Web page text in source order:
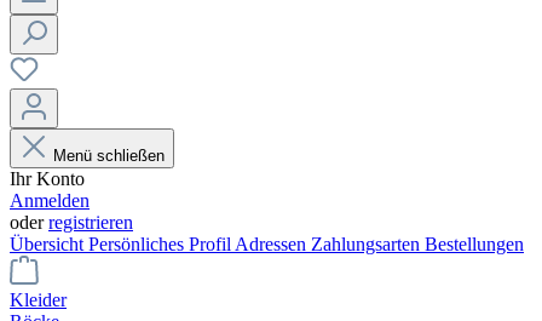
Menü schließen
Ihr Konto
Anmelden
oderregistrieren
Übersicht Persönliches Profil Adressen Zahlungsarten Bestellungen
Kleider